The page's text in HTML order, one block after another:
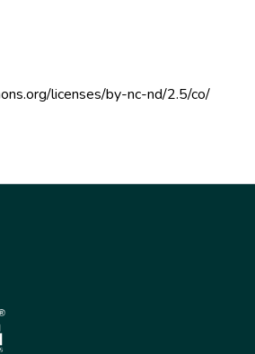
licenses/by-nc-nd/2.5/co/